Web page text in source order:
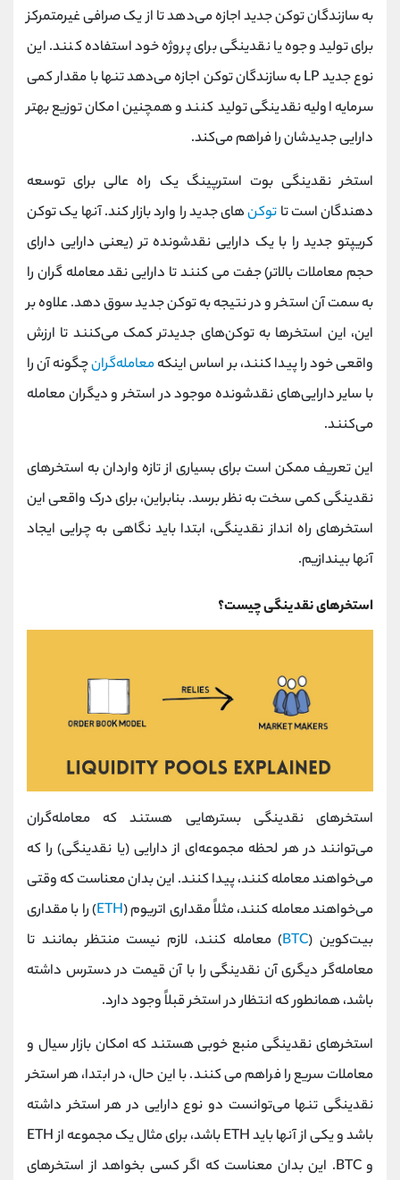
به سازندگان توکن جدید اجازه می‌دهد تا از یک صرافی غیرمتمرکز
برای تولید وجوه یا نقدینگی برای پروژه خود استفاده کنند. این
نوع جدید LP به سازندگان توکن اجازه می‌دهد تنها با مقدار کمی
سرمایه اولیه نقدینگی تولید کنند و همچنین امکان توزیع بهتر
دارایی جدیدشان را فراهم می‌کند.
استخر نقدینگی بوت استرپینگ یک راه عالی برای توسعه
دهندگان است تا توکنهای جدید را وارد بازار کند. آنها یک توکن
کریپتو جدید را با یک دارایی نقدشونده تر (یعنی دارایی دارای
حجم معاملات بالاتر) جفت می کنند تا دارایی نقد معامله گران را
به سمت آن استخر و در نتیجه به توکن جدید سوق دهد. علاوه بر
این، این استخرها به توکن‌های جدیدتر کمک می‌کنند تا ارزش
واقعی خود را پیدا کنند، بر اساس اینکهمعامله‌گرانچگونه آن را
با سایر دارایی‌های نقدشونده موجود در استخر و دیگران معامله
می‌کنند.
این تعریف ممکن است برای بسیاری از تازه واردان به استخرهای
نقدینگی کمی سخت به نظر برسد. بنابراین، برای درک واقعی این
استخرهای راه انداز نقدینگی، ابتدا باید نگاهی به چرایی ایجاد
آنها بیندازیم.
استخرهای نقدینگی چیست؟
استخرهای نقدینگی بسترهایی هستند که معامله‌گران
می‌توانند در هر لحظه مجموعه‌ای از دارایی (یا نقدینگی) را که
می‌خواهند معامله کنند، پیدا کنند. این بدان معناست که وقتی
می‌خواهند معامله کنند، مثلاً مقداری اتریوم (ETH) را با مقداری
بیت‌کوین (BTC) معامله کنند، لازم نیست منتظر بمانند تا
معامله‌گر دیگری آن نقدینگی را با آن قیمت در دسترس داشته
باشد، همانطور که انتظار در استخر قبلاً وجود دارد.
استخرهای نقدینگی منبع خوبی هستند که امکان بازار سیال و
معاملات سریع را فراهم می کنند. با این حال، در ابتدا، هر استخر
نقدینگی تنها می‌توانست دو نوع دارایی در هر استخر داشته
باشد و یکی از آنها باید ETH باشد، برای مثال یک مجموعه از ETH
و BTC. این بدان معناست که اگر کسی بخواهد از استخرهای